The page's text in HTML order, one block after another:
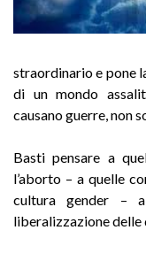
straordinario e pone
di un mondo
causano guerre, non
Basti pensare a
l’aborto – a quelle
cultura gender –
liberalizzazione delle